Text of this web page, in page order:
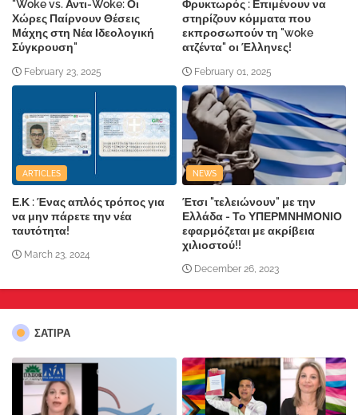
"Woke vs. Αντι-Woke: Οι
Χώρες Παίρνουν Θέσεις
Μάχης στη Νέα Ιδεολογική
Σύγκρουση"
February 23, 2025
Φρυκτωρός : Επιμένουν να
στηρίζουν κόμματα που
εκπροσωπούν τη "woke
ατζέντα" οι Έλληνες!
February 01, 2025
ARTICLES
Ε.Κ : Ένας απλός τρόπος για
να μην πάρετε την νέα
ταυτότητα!
March 23, 2024
NEWS
Έτσι "τελειώνουν" με την
Ελλάδα - Το ΥΠΕΡΜΝΗΜΟΝΙΟ
εφαρμόζεται με ακρίβεια
χιλιοστού!!
December 26, 2023
ΣΑΤΙΡΑ